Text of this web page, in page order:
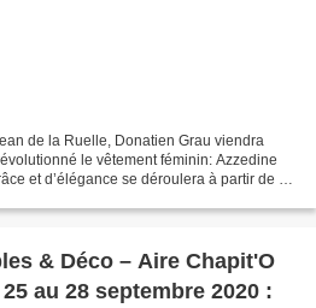
de la Ruelle, Donatien Grau viendra
le vêtement féminin: Azzedine
et d’élégance se déroulera à partir de 15
& Déco – Aire Chapit'O
au 28 septembre 2020 :